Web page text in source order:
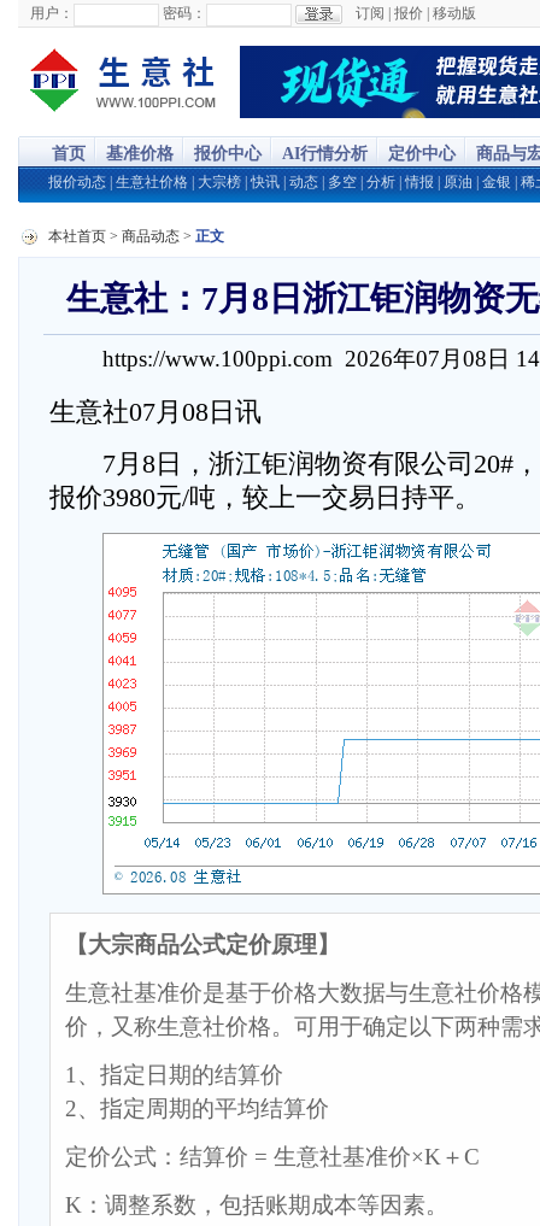
用户： 密码： 订阅 报价 移动版
首页 基准价格 报价中心 AI行情分析 定价中心 商品与
报价动态 生意社价格 大宗榜 |快讯 动态 多空 分析 |情报 原油 金银 稀
本社首页 > 商品动态 > 正文
生意社：7月8日浙江钜润物资
https://www.100ppi.com 2026年07月08日
生意社07月08日讯
7月8日，浙江钜润物资有限公司20#，
报价3980元/吨，较上一交易日持平。
【大宗商品公式定价原理】
生意社基准价是基于价格大数据与生意社价格
价，又称生意社价格。可用于确定以下两种需
1、指定日期的结算价
2、指定周期的平均结算价
定价公式：结算价 = 生意社基准价×K＋C
K：调整系数，包括账期成本等因素。